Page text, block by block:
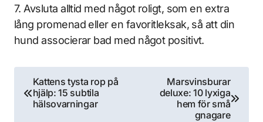
7. Avsluta alltid med något roligt, som en extra
lång promenad eller en favoritleksak, så att din
hund associerar bad med något positivt.
Inläggsnavigering
Kattens tysta rop på
hjälp: 15 subtila
hälsovarningar
Marsvinsburar
deluxe: 10 lyxiga
hem för små
gnagare